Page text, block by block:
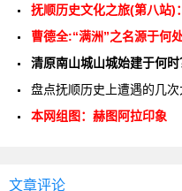
抚顺历史文化之旅(第八站)
曹德全:“满洲”之名源于何处
清原南山城山城始建于何时
盘点抚顺历史上遭遇的几次
本网组图：赫图阿拉印象
文章评论